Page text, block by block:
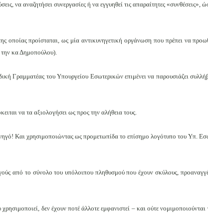
να αναζητήσει συνεργασίες ή να εγγυηθεί τις απαραίτητες
οποίας προίσταται, ως μία αντικυνηγετική οργάνωση που πρέπει να
την κα Δημοπούλου).
Γραμματέας του Υπουργείου Εσωτερικών επιμένει να παρουσιάζει
να τα αξιολογήσει ως προς την αλήθεια τους.
Και χρησιμοποιώντας ως προμετωπίδα το επίσημο λογότυπο του Υπ.
από το σύνολο του υπόλοιπου πληθυσμού που έχουν σκύλους,
δεν έχουν ποτέ άλλοτε εμφανιστεί – και ούτε